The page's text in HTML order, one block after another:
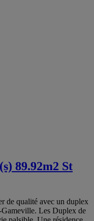
89.92m2 St
de qualité avec un duplex
Les Duplex de